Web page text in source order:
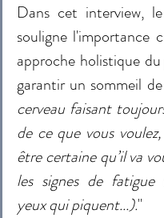
Dans cet interview,
souligne l'importance
approche holistique
garantir un sommeil
cerveau faisant
de ce que vous
être certaine qu’il va
les signes de fatigue
yeux qui piquent...)."